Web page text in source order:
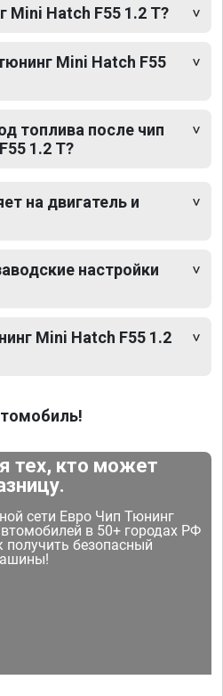
Mini Hatch F55 1.2 T?
Mini Hatch F55
топлива после чип
1.2 T?
на двигатель и
настройки
Mini Hatch F55 1.2
тех, кто может
сети Евро Чип Тюнинг
в 50+ городах РФ
безопасный